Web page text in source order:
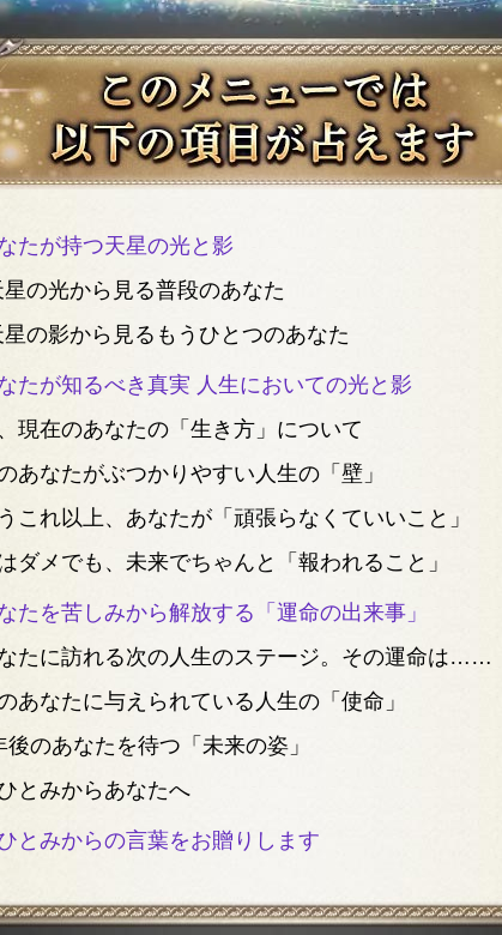
たが持つ天星の光と影
星の光から見る普段のあなた
星の影から見るもうひとつのあなた
たが知るべき真実 人生においての光と影
現在のあなたの「生き方」について
あなたがぶつかりやすい人生の「壁」
これ以上、あなたが「頑張らなくていいこと」
ダメでも、未来でちゃんと「報われること」
たを苦しみから解放する「運命の出来事」
たに訪れる次の人生のステージ。その運命は……
あなたに与えられている人生の「使命」
後のあなたを待つ「未来の姿」
とみからあなたへ
とみからの言葉をお贈りします